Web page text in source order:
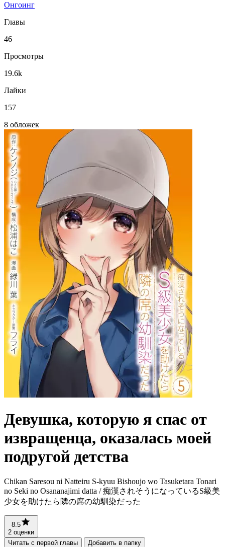
Онгоинг
Главы
46
Просмотры
19.6k
Лайки
157
8 обложек
Девушка, которую я спас от
извращенца, оказалась моей
подругой детства
Chikan Saresou ni Natteiru S-kyuu Bishoujo wo Tasuketara Tonari
no Seki no Osananajimi datta / 痴漢されそうになっているS級美
少女を助けたら隣の席の幼馴染だった
8.5
2 оценки
Читать с первой главы
Добавить в папку